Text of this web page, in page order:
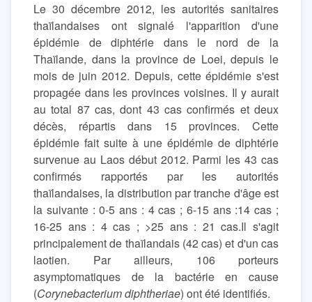
Le 30 décembre 2012, les autorités sanitaires
thaïlandaises ont signalé l'apparition d'une
épidémie de diphtérie dans le nord de la
Thaïlande, dans la province de Loei, depuis le
mois de juin 2012. Depuis, cette épidémie s'est
propagée dans les provinces voisines. Il y aurait
au total 87 cas, dont 43 cas confirmés et deux
décès, répartis dans 15 provinces. Cette
épidémie fait suite à une épidémie de diphtérie
survenue au Laos début 2012. Parmi les 43 cas
confirmés rapportés par les autorités
thaïlandaises, la distribution par tranche d'âge est
la suivante : 0-5 ans : 4 cas ; 6-15 ans :14 cas ;
16-25 ans : 4 cas ; >25 ans : 21 cas.Il s'agit
principalement de thaïlandais (42 cas) et d'un cas
laotien. Par ailleurs, 106 porteurs
asymptomatiques de la bactérie en cause
(Corynebacterium diphtheriae) ont été identifiés.